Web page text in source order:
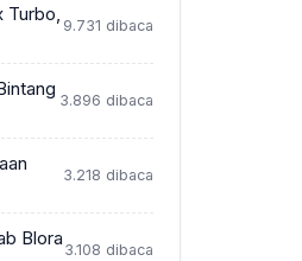
Turbo,
9.731 dibaca
3.896 dibaca
3.218 dibaca
Blora
3.108 dibaca